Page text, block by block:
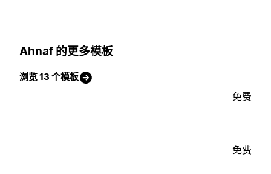
Ahnaf 的更多模板
浏览 13 个模板
免费
免费